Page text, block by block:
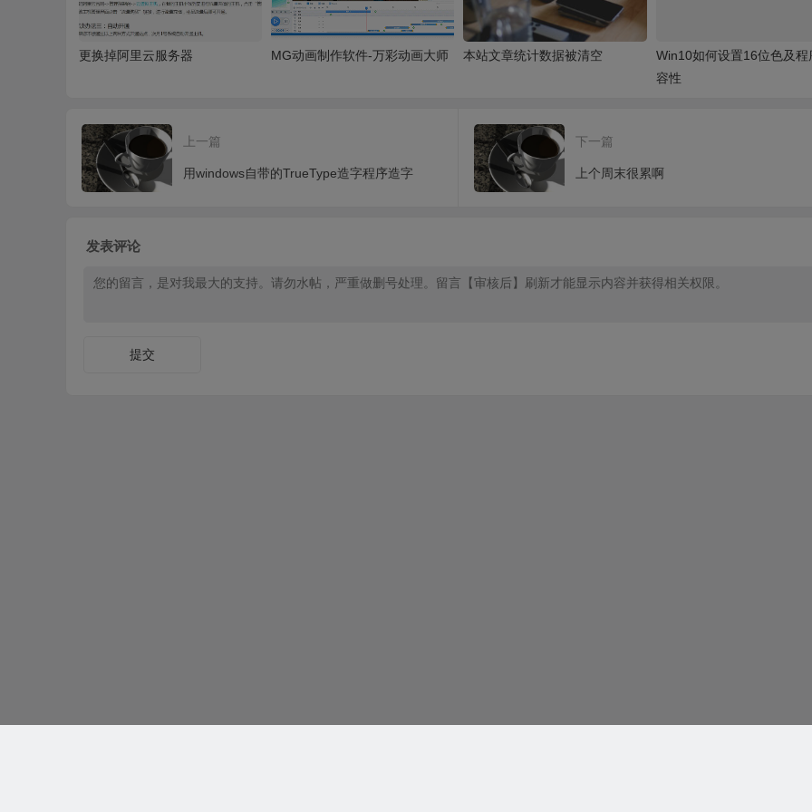
更换掉阿里云服务器 MG动画制作软件-万彩动画大师 本站文章统计数据被清空
Win10如何设置16位色及程
容性
上一篇
用windows自带的TrueType造字程序造字
下一篇
上个周末很累啊
发表评论